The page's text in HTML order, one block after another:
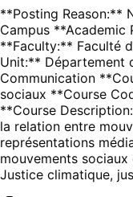
**Posting Reason:**
Campus **Academic
**Faculty:** Faculté
Unit:** Département
Communication
sociaux **Course
**Course
la relation entre
représentations
mouvements
Justice climatique,